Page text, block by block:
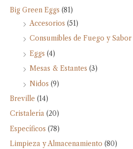
Big Green Eggs (81)
Accesorios (51)
Consumibles de Fuego y Sabor
Eggs (4)
Mesas & Estantes (3)
Nidos (9)
Breville (14)
Cristalería (20)
Específicos (78)
Limpieza y Almacenamiento (80)